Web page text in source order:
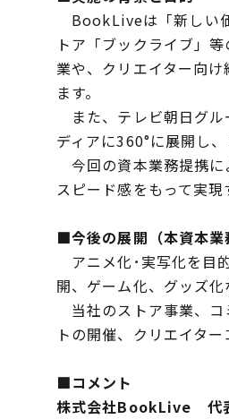
BookLiveは「新しい
トア「ブックライブ」
業や、クリエイター向
ます。
また、テレビ朝日グル
ディアに360°に展開し
今回の資本業務提携に
スピード感をもって実
■今後の展開（本資本業
アニメ化･実写化を目
開、ゲーム化、グッズ
当社のストア事業、コ
トの開催、クリエイタ
■コメント
株式会社BookLive 代